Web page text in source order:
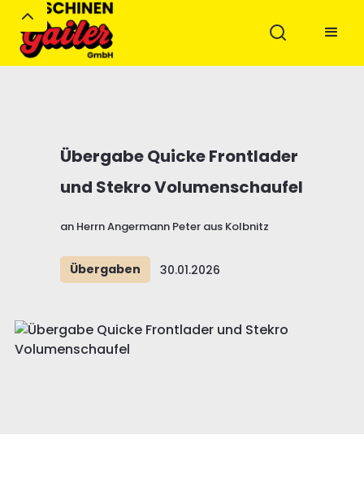
Übergabe Quicke Frontlader
und Stekro Volumenschaufel
an Herrn Angermann Peter aus Kolbnitz
Übergaben 30.01.2026